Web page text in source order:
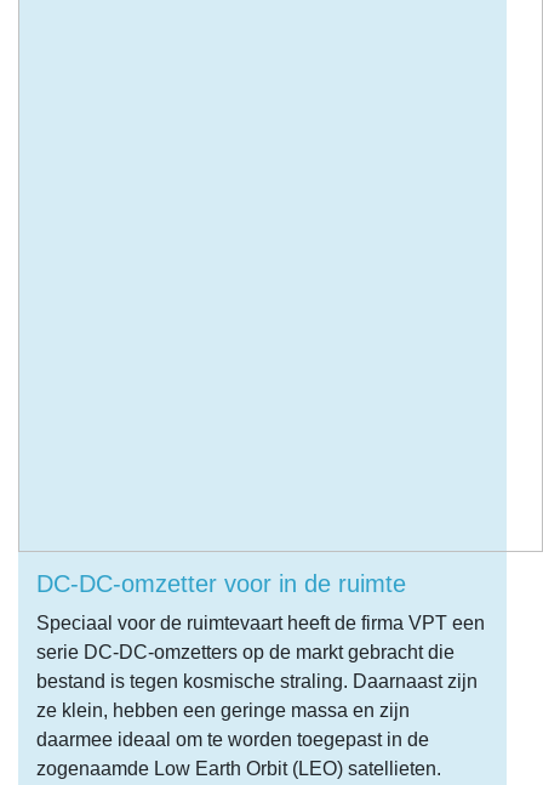
DC-DC-omzetter voor in de ruimte
Speciaal voor de ruimtevaart heeft de firma VPT een
serie DC-DC-omzetters op de markt gebracht die
bestand is tegen kosmische straling. Daarnaast zijn
ze klein, hebben een geringe massa en zijn
daarmee ideaal om te worden toegepast in de
zogenaamde Low Earth Orbit (LEO) satellieten.